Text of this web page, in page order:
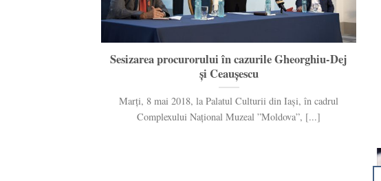
Sesizarea procurorului în cazurile Gheorghiu-Dej
și Ceaușescu
Marți, 8 mai 2018, la Palatul Culturii din Iași, în cadrul
Complexului Național Muzeal ”Moldova”, [...]